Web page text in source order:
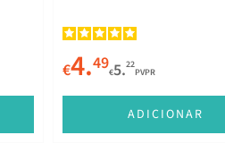
€4.49€5.22
PVPR
ADICIONAR